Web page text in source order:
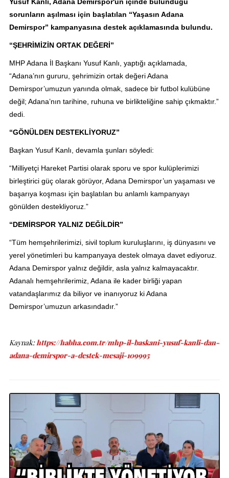
sorunların aşılması için başlatılan “Yaşasın Adana
Demirspor” kampanyasına destek açıklamasında bulundu.
“ŞEHRİMİZİN ORTAK DEĞERİ”
MHP Adana İl Başkanı Yusuf Kanlı, yaptığı açıklamada,
“Adana’nın gururu, şehrimizin ortak değeri Adana
Demirspor’umuzun yanında olmak, sadece bir futbol kulübüne
değil; Adana’nın tarihine, ruhuna ve birlikteliğine sahip çıkmaktır.”
dedi.
“GÖNÜLDEN DESTEKLİYORUZ”
Başkan Yusuf Kanlı, devamla şunları söyledi:
“Milliyetçi Hareket Partisi olarak sporu ve spor kulüplerimizi
birleştirici güç olarak görüyor, Adana Demirspor’un yaşaması ve
başarıya koşması için başlatılan bu anlamlı kampanyayı
gönülden destekliyoruz.”
“DEMİRSPOR YALNIZ DEĞİLDİR”
“Tüm hemşehrilerimizi, sivil toplum kuruluşlarını, iş dünyasını ve
yerel yönetimleri bu kampanyaya destek olmaya davet ediyoruz.
Adana Demirspor yalnız değildir, asla yalnız kalmayacaktır.
Adanalı hemşehrilerimiz, Adana ile kader birliği yapan
vatandaşlarımız da biliyor ve inanıyoruz ki Adana
Demirspor’umuzun arkasındadır.”
Kaynak:https://habha.com.tr/mhp-il-baskani-yusuf-kanli-dan-
adana-demirspor-a-destek-mesaji-109995